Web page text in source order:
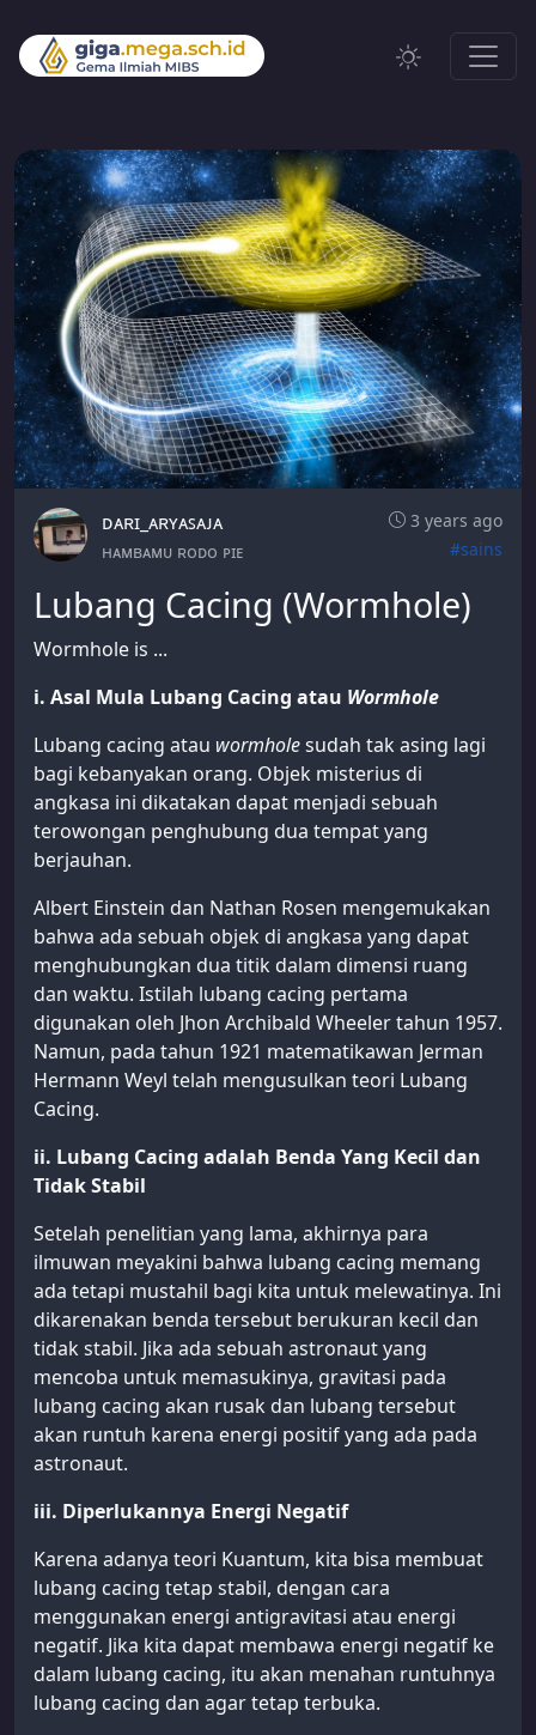
ᴅᴀʀɪ_ᴀʀʏᴀꜱᴀᴊᴀ
3 years ago
ʜᴀᴍʙᴀᴍᴜ ʀᴏᴅᴏ ᴘɪᴇ
#sains
Lubang Cacing (Wormhole)
Wormhole is ...
i. Asal Mula Lubang Cacing atau Wormhole
Lubang cacing atau wormholesudah tak asing lagi
bagi kebanyakan orang. Objek misterius di
angkasa ini dikatakan dapat menjadi sebuah
terowongan penghubung dua tempat yang
berjauhan.
Albert Einstein dan Nathan Rosen mengemukakan
bahwa ada sebuah objek di angkasa yang dapat
menghubungkan dua titik dalam dimensi ruang
dan waktu. Istilah lubang cacing pertama
digunakan oleh Jhon Archibald Wheeler tahun 1957.
Namun, pada tahun 1921 matematikawan Jerman
Hermann Weyl telah mengusulkan teori Lubang
Cacing.
ii. Lubang Cacing adalah Benda Yang Kecil dan
Tidak Stabil
Setelah penelitian yang lama, akhirnya para
ilmuwan meyakini bahwa lubang cacing memang
ada tetapi mustahil bagi kita untuk melewatinya. Ini
dikarenakan benda tersebut berukuran kecil dan
tidak stabil. Jika ada sebuah astronaut yang
mencoba untuk memasukinya, gravitasi pada
lubang cacing akan rusak dan lubang tersebut
akan runtuh karena energi positif yang ada pada
astronaut.
iii. Diperlukannya Energi Negatif
Karena adanya teori Kuantum, kita bisa membuat
lubang cacing tetap stabil, dengan cara
menggunakan energi antigravitasi atau energi
negatif. Jika kita dapat membawa energi negatif ke
dalam lubang cacing, itu akan menahan runtuhnya
lubang cacing dan agar tetap terbuka.